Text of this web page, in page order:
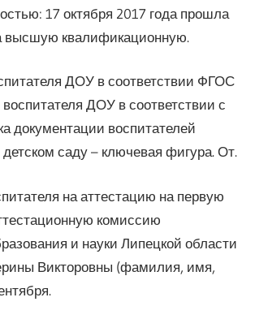
17 октября 2017 года прошла
высшую квалификационную.
ДОУ в соответствии ФГОС
ДОУ в соответствии с
документации воспитателей
саду – ключевая фигура. От.
на аттестацию на первую
комиссию
и науки Липецкой области
Викторовны (фамилия, имя,